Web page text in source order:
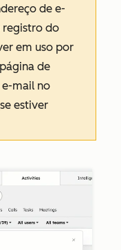
de e-
registro do
em uso por
de
e-mail no
se estiver